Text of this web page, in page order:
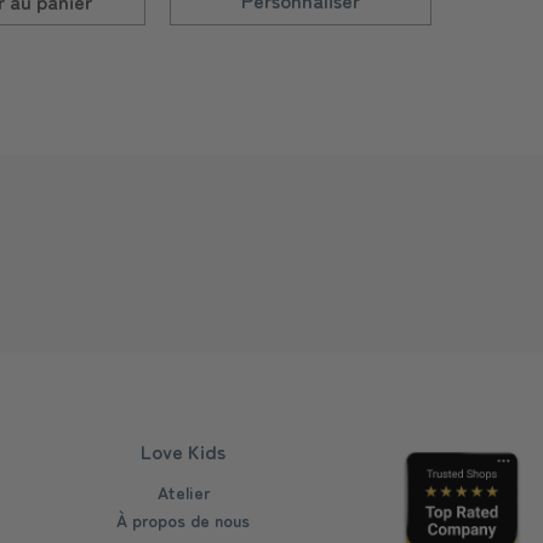
Love Kids
Atelier
À propos de nous